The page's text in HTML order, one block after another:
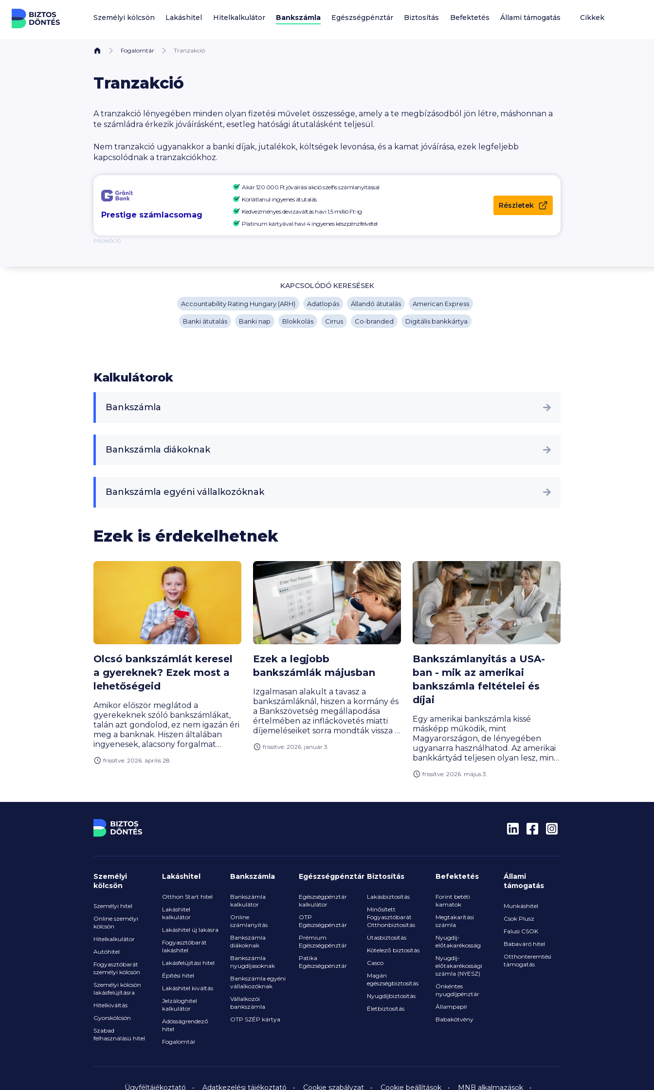
Ugrás a tartalomhoz
Személyi kölcsön Lakáshitel Hitelkalkulátor Bankszámla Egészségpénztár Biztosítás Befektetés Állami támogatás Cikkek
Fogalomtár Tranzakció
Tranzakció
A tranzakció lényegében minden olyan fizetési művelet összessége, amely a te megbízásodból jön létre, máshonnan a
te számládra érkezik jóváírásként, esetleg hatósági átutalásként teljesül.
Nem tranzakció ugyanakkor a banki díjak, jutalékok, költségek levonása, és a kamat jóváírása, ezek legfeljebb
kapcsolódnak a tranzakciókhoz.
Prestige számlacsomag
Akár 120 000 Ft jóváírási akció szelfis számlanyitással
Korlátlanul ingyenes átutalás
Kedvezményes devizaváltás havi 1,5 millió Ft-ig
Platinum kártyával havi 4 ingyenes készpénzfelvétel
Részletek
PROMÓCIÓ
KAPCSOLÓDÓ KERESÉSEK
Accountability Rating Hungary (ARH) Adatlopás Állandó átutalás American Express
Banki átutalás Banki nap Blokkolás Cirrus Co-branded Digitális bankkártya
Kalkulátorok
Bankszámla
Bankszámla diákoknak
Bankszámla egyéni vállalkozóknak
Ezek is érdekelhetnek
Olcsó bankszámlát keresel
a gyereknek? Ezek most a
lehetőségeid
Amikor először meglátod a
gyerekeknek szóló bankszámlákat,
talán azt gondolod, ez nem igazán éri
meg a banknak. Hiszen általában
ingyenesek, alacsony forgalmat
hoznak. Mégis, szinte minden banknál
frissítve: 2026. április 28.
Ezek a legjobb
bankszámlák májusban
Izgalmasan alakult a tavasz a
bankszámláknál, hiszen a kormány és
a Bankszövetség megállapodása
értelmében az infláckövetés miatti
díjemeléseiket sorra mondták vissza a
kínálnak a bankok, és kinek, melyik
frissítve: 2026. január 3.
Bankszámlanyitás a USA-
ban - mik az amerikai
bankszámla feltételei és
díjai
Egy amerikai bankszámla kissé
másképp működik, mint
Magyarországon, de lényegében
ugyanarra használhatod. Az amerikai
bankkártyád teljesen olyan lesz, mint
mindkét magyarországi vezető
frissítve: 2026. május 3.
Személyi
kölcsön
Személyi hitel
Online személyi
kölcsön
Hitelkalkulátor
Autóhitel
Fogyasztóbarát
személyi kölcsön
Személyi kölcsön
lakásfelújításra
Hitelkiváltás
Gyorskölcsön
Szabad
felhasználású hitel
Lakáshitel
Otthon Start hitel
Lakáshitel
kalkulátor
Lakáshitel új lakásra
Fogyasztóbarát
lakáshitel
Lakásfelújítási hitel
Építési hitel
Lakáshitel kiváltás
Jelzáloghitel
kalkulátor
Adósságrendező
hitel
Fogalomtár
Bankszámla
Bankszámla
kalkulátor
Online
számlanyitás
Bankszámla
diákoknak
Bankszámla
nyugdíjasoknak
Bankszámla egyéni
vállalkozóknak
Vállalkozói
bankszámla
OTP SZÉP kártya
Egészségpénztár
Egészségpénztár
kalkulátor
OTP
Egészségpénztár
Prémium
Egészségpénztár
Patika
Egészségpénztár
Biztosítás
Lakásbiztosítás
Minősített
Fogyasztóbarát
Otthonbiztosítás
Utasbiztosítás
Kötelező biztosítás
Casco
Magán
egészségbiztosítás
Nyugdíjbiztosítás
Életbiztosítás
Befektetés
Forint betéti
kamatok
Megtakarítási
számla
Nyugdíj-
előtakarékosság
Nyugdíj-
előtakarékossági
számla (NYESZ)
Önkéntes
nyugdíjpénztár
Állampapír
Babakötvény
Állami
támogatás
Munkáshitel
Csok Plusz
Falusi CSOK
Babaváró hitel
Otthonteremtési
támogatás
Ügyféltájékoztató Adatkezelési tájékoztató Cookie szabályzat Cookie beállítások MNB alkalmazások